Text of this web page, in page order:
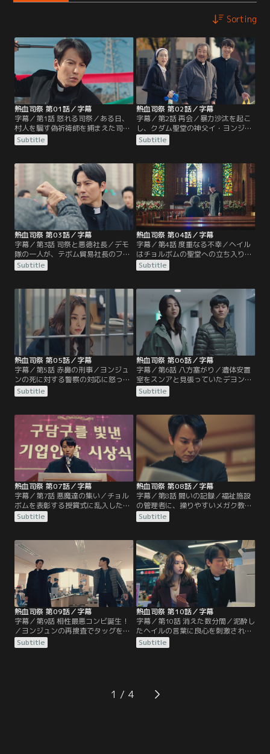
Sorting
熱血司祭 第01話／字幕
字幕／第1話 怒れる司祭／ある日、
村人を騙す偽祈祷師を捕まえた司祭
のキム・ヘイル。ヘイルは偽祈祷師
から黒幕が金貸しのオ社長と聞き乗
行く手を阻まれる。しかし、ヘイル
はたった1人で全員を倒してしま
う！
Subtitle
熱血司祭 第02話／字幕
字幕／第2話 再会／暴力沙汰を起こ
し、クダム聖堂の神父イ・ヨンジュ
ンの元にやって来たヘイル。ヨンジ
ュンはヘイルとの再会を喜び温かく
としたことでキレてしまったヘイル
は聖堂の仲間から怖がられてしま
い…。
Subtitle
熱血司祭 第03話／字幕
字幕／第3話 司祭と悪徳社長／デモ
隊の一人が、テボム貿易社長のファ
ン・チョルボムに殴られそうになっ
ていたところを止めるヘイル。そこ
デヨンが駆け寄ってくる。そんなデ
ヨンにヘイルは市民を守らなかった
ことを怒る。
Subtitle
熱血司祭 第04話／字幕
字幕／第4話 度重なる不幸／ヘイル
はチョルボムの聖堂への立ち入り禁
止を訴えるが、ヨンジュンはそれを
許さない。一方、新人刑事のソ・ス
調べを行う。しかし取り調べの途中
で、班長に釈放するよう命じられて
しまい…。
Subtitle
熱血司祭 第05話／字幕
字幕／第5話 赤鼻の刑事／ヨンジュ
ンの死に対する警察の対応に怒った
ヘイルは、警察署でデヨンを殴り留
置所に入れられる。そこにヨンジュ
ンがやって来る。そしてヘイルを釈
放し、これ以上事を荒立てないよう
忠告する。
Subtitle
熱血司祭 第06話／字幕
字幕／第6話 八方塞がり／遺体安置
室をスンアと見張っていたデヨン
は、怪しい職員と靴を履いた死体に
嫌な予感を抱く。スンアには内緒で
った！早速報告しようとするデヨン
だったが、ヘイルに見つかってしま
い…。
Subtitle
熱血司祭 第07話／字幕
字幕／第7話 悪魔達の集い／チョル
ボムを表彰する授賞式に乱入したヘ
イルは、その場の空気をぶち壊しチ
ョルボム達を挑発！授賞式後、チョ
部下に命じる。そんな中、聖堂の主
任神父にハン・ソンギュ司祭が任命
されるが…。
Subtitle
熱血司祭 第08話／字幕
字幕／第8話 闘いの記録／福祉施設
の管理者に、操りやすいメガク教教
主キ・ヨンムンを据えようとするチ
ョルボム。一方ヨンジュンの遺品整
要人に関する記事や彼らの罪を告発
する陳情書、そしてヨンジュンの手
記を発見する。
Subtitle
熱血司祭 第09話／字幕
字幕／第9話 相性最悪コンビ誕生！
／ヨンジュンの再捜査でタッグを組
むことになったヘイルとデヨン。し
かし、初日から怒りの感情を抑えら
Subtitle
熱血司祭 第10話／字幕
字幕／第10話 消えた数分間／泥酔し
たヘイルの言葉に良心を刺激された
キョンソンは、財閥御曹司の身代わ
りとして実際より重い罪で起訴した
惑していた。
Subtitle
1